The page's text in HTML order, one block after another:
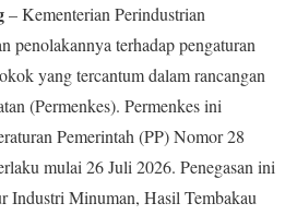
– Kementerian Perindustrian
penolakannya terhadap pengaturan
yang tercantum dalam rancangan
(Permenkes). Permenkes ini
Pemerintah (PP) Nomor 28
mulai 26 Juli 2026. Penegasan ini
Industri Minuman, Hasil Tembakau